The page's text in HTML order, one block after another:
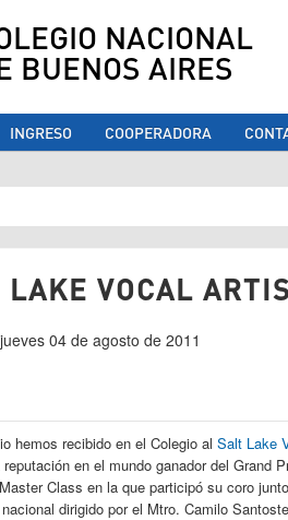
NACIONAL
BUENOS AIRES
INGRESO COOPERADORA
usted aquí
LAKE VOCAL
04 de agosto de 2011
hemos recibido en el Colegio al Salt Lake
en el mundo ganador del Grand
Class en la que participó su coro
dirigido por el Mtro. Camilo